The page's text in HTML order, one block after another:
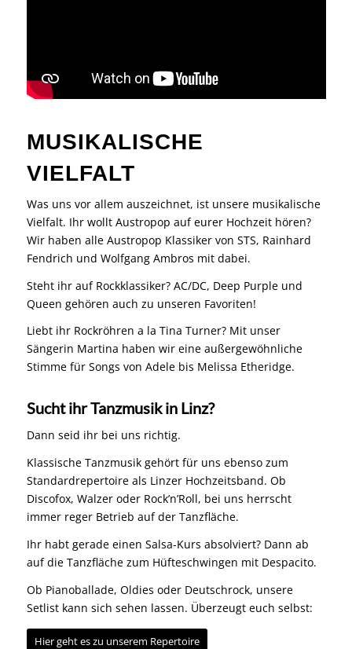
MUSIKALISCHE
VIELFALT
Was uns vor allem auszeichnet, ist unsere musikalische
Vielfalt. Ihr wollt Austropop auf eurer Hochzeit hören?
Wir haben alle Austropop Klassiker von STS, Rainhard
Fendrich und Wolfgang Ambros mit dabei.
Steht ihr auf Rockklassiker? AC/DC, Deep Purple und
Queen gehören auch zu unseren Favoriten!
Liebt ihr Rockröhren a la Tina Turner? Mit unser
Sängerin Martina haben wir eine außergewöhnliche
Stimme für Songs von Adele bis Melissa Etheridge.
Sucht ihr Tanzmusik in Linz?
Dann seid ihr bei uns richtig.
Klassische Tanzmusik gehört für uns ebenso zum
Standardrepertoire als Linzer Hochzeitsband. Ob
Discofox, Walzer oder Rock’n’Roll, bei uns herrscht
immer reger Betrieb auf der Tanzfläche.
Ihr habt gerade einen Salsa-Kurs absolviert? Dann ab
auf die Tanzfläche zum Hüfteschwingen mit Despacito.
Ob Pianoballade, Oldies oder Deutschrock, unsere
Setlist kann sich sehen lassen. Überzeugt euch selbst:
Hier geht es zu unserem Repertoire